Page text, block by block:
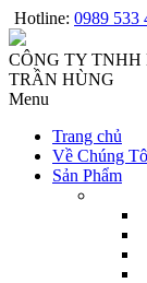
Hotline: 0989 533
CÔNG TY
TRẦN HÙNG
Menu
Trang chủ
Về Chúng
Sản Phẩm